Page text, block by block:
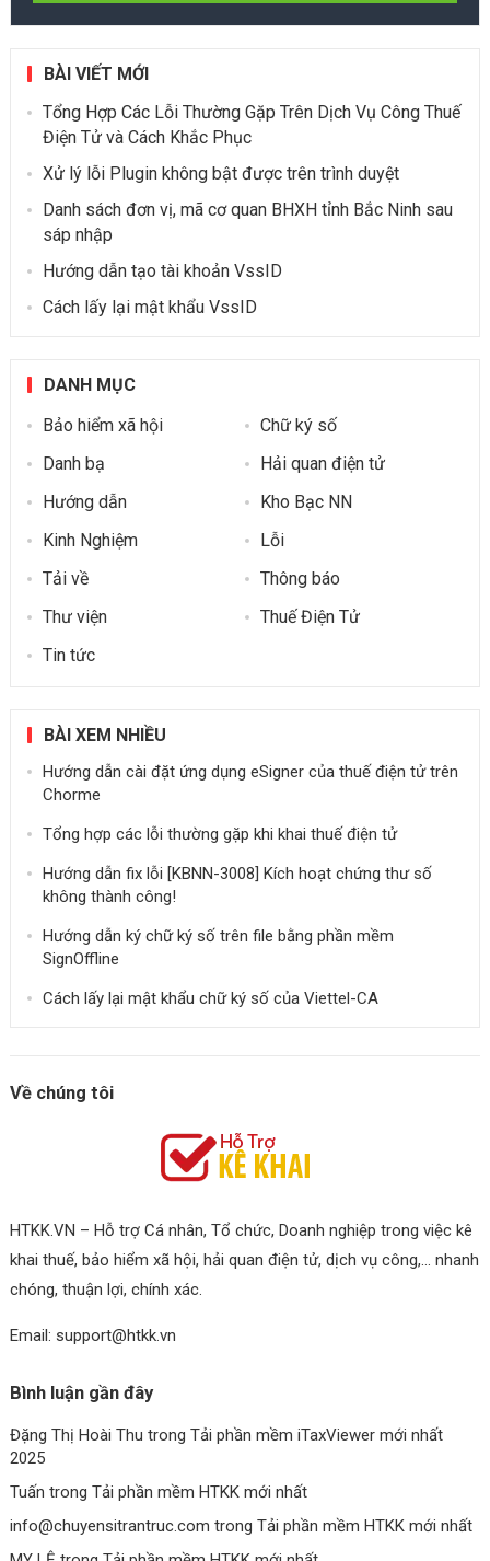
BÀI VIẾT MỚI
Tổng Hợp Các Lỗi Thường Gặp Trên Dịch Vụ Công Thuế
Điện Tử và Cách Khắc Phục
Xử lý lỗi Plugin không bật được trên trình duyệt
Danh sách đơn vị, mã cơ quan BHXH tỉnh Bắc Ninh sau
sáp nhập
Hướng dẫn tạo tài khoản VssID
Cách lấy lại mật khẩu VssID
DANH MỤC
Bảo hiểm xã hội
Chữ ký số
Danh bạ
Hải quan điện tử
Hướng dẫn
Kho Bạc NN
Kinh Nghiệm
Lỗi
Tải về
Thông báo
Thư viện
Thuế Điện Tử
Tin tức
BÀI XEM NHIỀU
Hướng dẫn cài đặt ứng dụng eSigner của thuế điện tử trên
Chorme
Tổng hợp các lỗi thường gặp khi khai thuế điện tử
Hướng dẫn fix lỗi [KBNN-3008] Kích hoạt chứng thư số
không thành công!
Hướng dẫn ký chữ ký số trên file bằng phần mềm
SignOffline
Cách lấy lại mật khẩu chữ ký số của Viettel-CA
Về chúng tôi
HTKK.VN – Hỗ trợ Cá nhân, Tổ chức, Doanh nghiệp trong việc kê
khai thuế, bảo hiểm xã hội, hải quan điện tử, dịch vụ công,… nhanh
chóng, thuận lợi, chính xác.
Email: support@htkk.vn
Bình luận gần đây
Đặng Thị Hoài Thu trong Tải phần mềm iTaxViewer mới nhất
2025
Tuấn trong Tải phần mềm HTKK mới nhất
info@chuyensitrantruc.com trong Tải phần mềm HTKK mới nhất